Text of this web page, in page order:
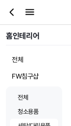
홈인테리어
전체
FW침구샵
전체
청소용품